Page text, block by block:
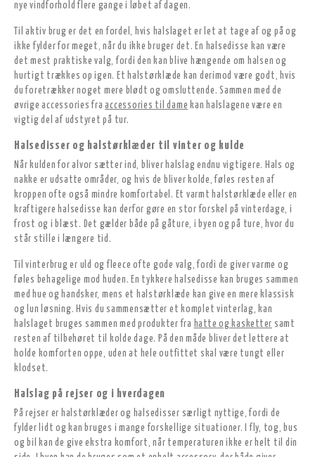
nye vindforhold flere gange i løbet af dagen.
Til aktiv brug er det en fordel, hvis halslaget er let at tage af og på og
ikke fylder for meget, når du ikke bruger det. En halsedisse kan være
det mest praktiske valg, fordi den kan blive hængende om halsen og
hurtigt trækkes op igen. Et halstørklæde kan derimod være godt, hvis
du foretrækker noget mere blødt og omsluttende. Sammen med de
øvrige accessories fraaccessories til dame kan halslagene være en
vigtig del af udstyret på tur.
Halsedisser og halstørklæder til vinter og kulde
Når kulden for alvor sætter ind, bliver halslag endnu vigtigere. Hals og
nakke er udsatte områder, og hvis de bliver kolde, føles resten af
kroppen ofte også mindre komfortabel. Et varmt halstørklæde eller en
kraftigere halsedisse kan derfor gøre en stor forskel på vinterdage, i
frost og i blæst. Det gælder både på gåture, i byen og på ture, hvor du
står stille i længere tid.
Til vinterbrug er uld og fleece ofte gode valg, fordi de giver varme og
føles behagelige mod huden. En tykkere halsedisse kan bruges sammen
med hue og handsker, mens et halstørklæde kan give en mere klassisk
og lun løsning. Hvis du sammensætter et komplet vinterlag, kan
halslaget bruges sammen med produkter fra hatte og kasketter samt
resten af tilbehøret til kolde dage. På den måde bliver det lettere at
holde komforten oppe, uden at hele outfittet skal være tungt eller
klodset.
Halslag på rejser og i hverdagen
På rejser er halstørklæder og halsedisser særligt nyttige, fordi de
fylder lidt og kan bruges i mange forskellige situationer. I fly, tog, bus
og bil kan de give ekstra komfort, når temperaturen ikke er helt til din